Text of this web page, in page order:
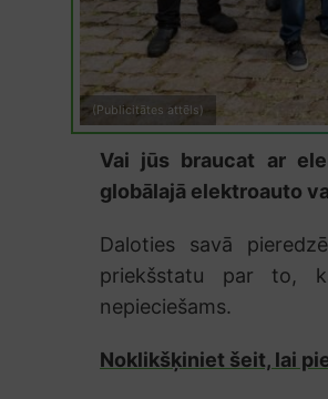
(Publicitātes attēls)
Vai jūs braucat ar
globālajā elektroauto
Daloties savā
priekšstatu par to,
nepieciešams.
Noklikšķiniet šeit, lai